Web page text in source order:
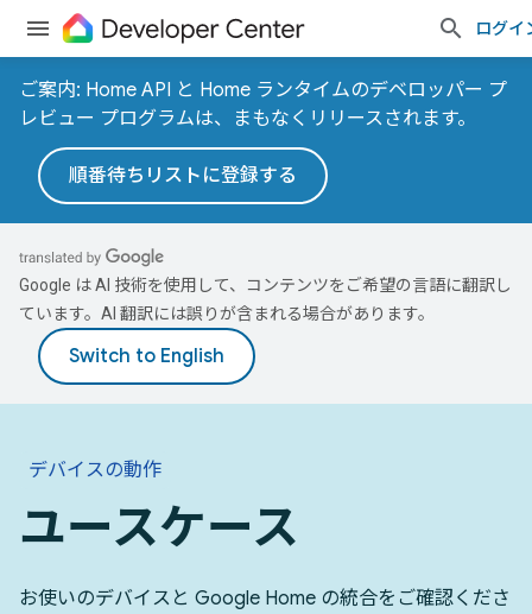
ログイ
ご案内: Home API と Home ランタイムのデベロッパー プ
レビュー プログラムは、まもなくリリースされます。
順番待ちリストに登録する
Google は AI 技術を使用して、コンテンツをご希望の言語に翻訳し
ています。AI 翻訳には誤りが含まれる場合があります。
デバイスの動作
ユースケース
お使いのデバイスと Google Home の統合をご確認くださ